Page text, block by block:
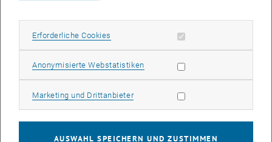
The COST Action “European Architecture beyond Europe” and the
Working Group “Documenting Transnational Architecture”:
Framework and Current Activities
Vassilis Colonas (University of Thessaly, Greece)
Thessaloniki During the Era of the Westernization of the Ottoman
Empire (1885-1912)
Sofie Boonen (Ghent University, Belgium)
Architecture, Urbanism and Segregation in a (post) Colonial City.
Erforderliche Cookies Erforderliche Cookies zulassen
Anonymisierte WebstatistikenStatistik Cookies zulassen
Marketing und DrittanbieterMarketing Cookies zulassen
AUSWAHL SPEICHERN UND ZUSTIMMEN